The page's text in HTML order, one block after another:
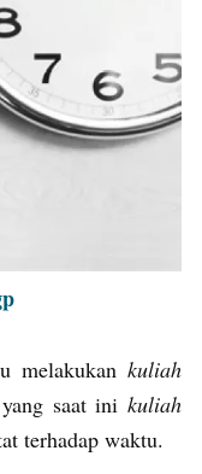
melakukan kuliah
saat ini kuliah
terhadap waktu.